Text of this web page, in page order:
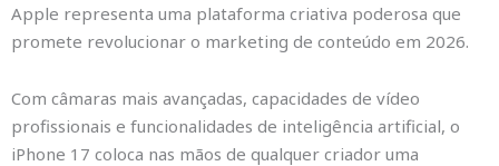
Apple representa uma plataforma criativa poderosa que
promete revolucionar o marketing de conteúdo em 2026.
Com câmaras mais avançadas, capacidades de vídeo
profissionais e funcionalidades de inteligência artificial, o
iPhone 17 coloca nas mãos de qualquer criador uma